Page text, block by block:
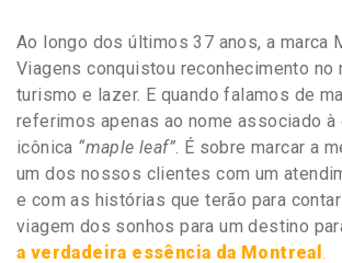
Ao longo dos últimos 37 anos, a marca
Viagens conquistou reconhecimento no
turismo e lazer. E quando falamos de
referimos apenas ao nome associado à
icônica “maple leaf”. É sobre marcar a
um dos nossos clientes com um
e com as histórias que terão para
viagem dos sonhos para um destino
a verdadeira essência da Montreal.